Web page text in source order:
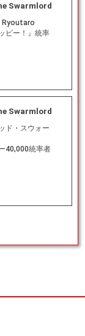
Swarmlord
Ryoutaro
ピー！』統率
Swarmlord
ド・スウォー
40,000統率者